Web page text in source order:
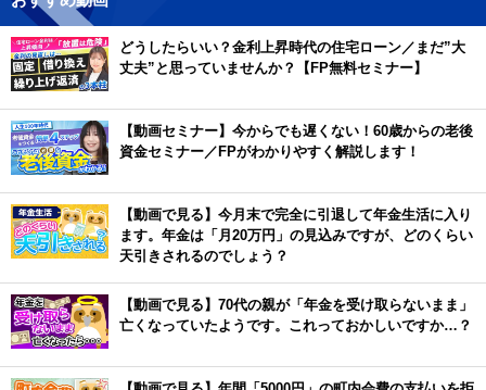
どうしたらいい？金利上昇時代の住宅ローン／まだ”大
丈夫”と思っていませんか？【FP無料セミナー】
【動画セミナー】今からでも遅くない！60歳からの老後
資金セミナー／FPがわかりやすく解説します！
【動画で見る】今月末で完全に引退して年金生活に入り
ます。年金は「月20万円」の見込みですが、どのくらい
天引きされるのでしょう？
【動画で見る】70代の親が「年金を受け取らないまま」
亡くなっていたようです。これっておかしいですか…？